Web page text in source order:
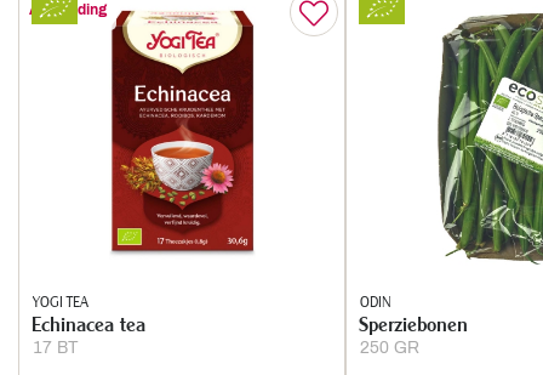
Aanbieding
YOGI TEA
17 BT
Echinacea tea
ODIN
250 GR
Sperziebonen